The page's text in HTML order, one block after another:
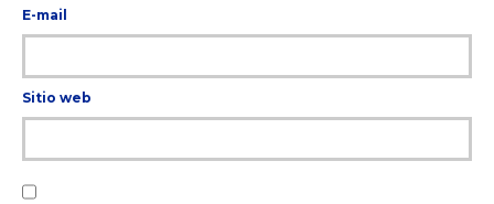
E-mail
Sitio web